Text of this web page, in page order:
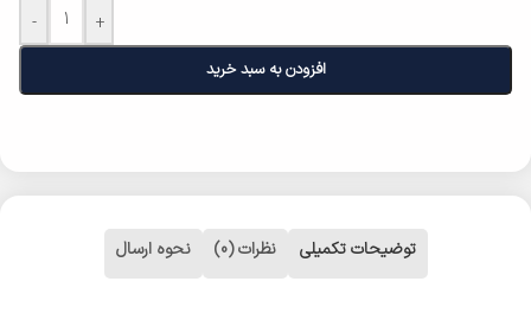
- +
افزودن به سبد خرید
توضیحات تکمیلی نظرات (0) نحوه ارسال